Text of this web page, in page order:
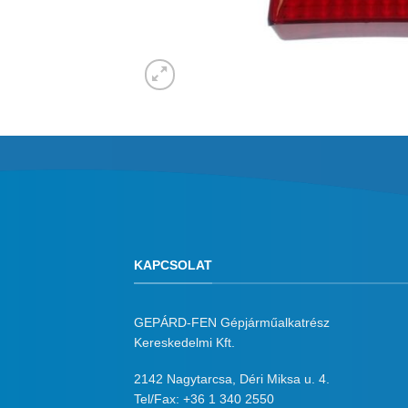
KAPCSOLAT
GEPÁRD-FEN Gépjárműalkatrész
Kereskedelmi Kft.
2142 Nagytarcsa, Déri Miksa u. 4.
Tel/Fax: +36 1 340 2550